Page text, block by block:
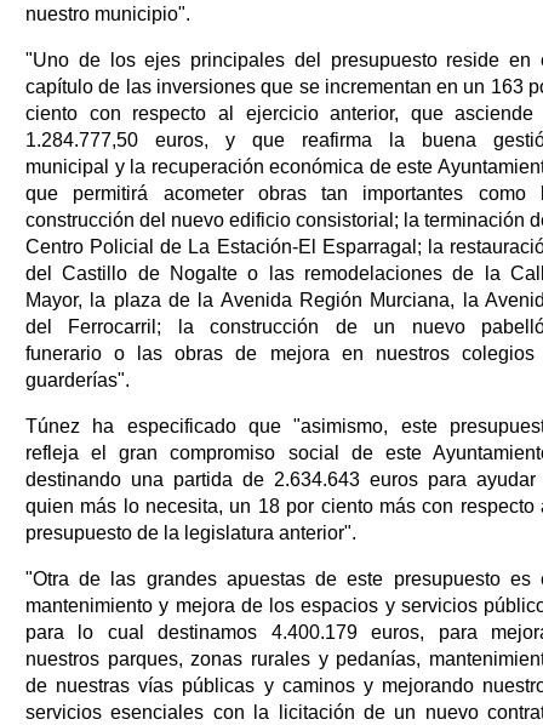
nuestro municipio".
"Uno de los ejes principales del presupuesto reside en
capítulo de las inversiones que se incrementan en un 163
ciento con respecto al ejercicio anterior, que asciende
1.284.777,50 euros, y que reafirma la buena
municipal y la recuperación económica de este
que permitirá acometer obras tan importantes como
construcción del nuevo edificio consistorial; la terminación
Centro Policial de La Estación-El Esparragal; la
del Castillo de Nogalte o las remodelaciones de la
Mayor, la plaza de la Avenida Región Murciana, la
del Ferrocarril; la construcción de un nuevo
funerario o las obras de mejora en nuestros colegios
guarderías".
Túnez ha especificado que "asimismo, este
refleja el gran compromiso social de este
destinando una partida de 2.634.643 euros para ayudar
quien más lo necesita, un 18 por ciento más con respecto
presupuesto de la legislatura anterior".
"Otra de las grandes apuestas de este presupuesto es
mantenimiento y mejora de los espacios y servicios
para lo cual destinamos 4.400.179 euros, para
nuestros parques, zonas rurales y pedanías,
de nuestras vías públicas y caminos y mejorando
servicios esenciales con la licitación de un nuevo